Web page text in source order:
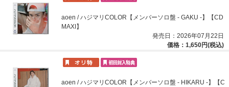
aoen / ハジマリCOLOR【メンバーソロ盤 - GAKU -】【CD
MAXI】
発売日：2026年07月22日
価格：1,650円(税込)
aoen / ハジマリCOLOR【メンバーソロ盤 - HIKARU -】【C